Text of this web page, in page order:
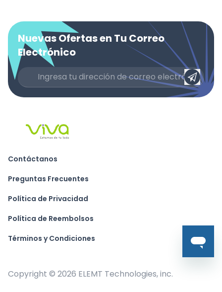
Nuevas Ofertas en Tu Correo
Electrónico
Contáctanos
Preguntas Frecuentes
Política de Privacidad
Política de Reembolsos
Términos y Condiciones
Copyright © 2026 ELEMT Technologies, inc.